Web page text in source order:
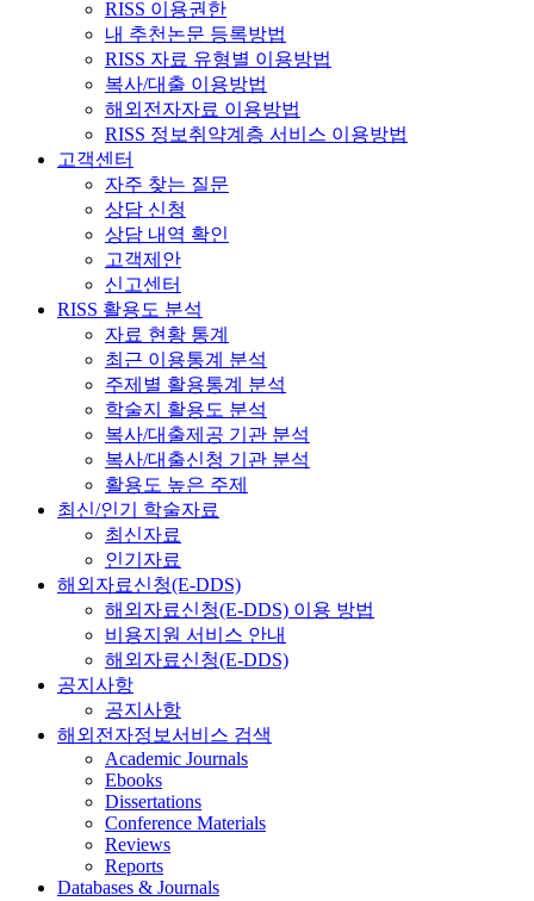
RISS 이용권한
내 추천논문 등록방법
RISS 자료 유형별 이용방법
복사/대출 이용방법
해외전자자료 이용방법
RISS 정보취약계층 서비스 이용방법
고객센터
자주 찾는 질문
상담 신청
상담 내역 확인
고객제안
신고센터
RISS 활용도 분석
자료 현황 통계
최근 이용통계 분석
주제별 활용통계 분석
학술지 활용도 분석
복사/대출제공 기관 분석
복사/대출신청 기관 분석
활용도 높은 주제
최신/인기 학술자료
최신자료
인기자료
해외자료신청(E-DDS)
해외자료신청(E-DDS) 이용 방법
비용지원 서비스 안내
해외자료신청(E-DDS)
공지사항
공지사항
해외전자정보서비스 검색
Academic Journals
Ebooks
Dissertations
Conference Materials
Reviews
Reports
Databases & Journals